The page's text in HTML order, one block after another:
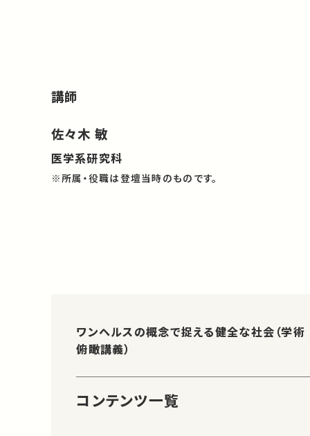
講師
佐々木 敏
医学系研究科
※所属・役職は登壇当時のものです。
ワンヘルスの概念で捉える健全な社会（学術
俯瞰講義）
コンテンツ一覧